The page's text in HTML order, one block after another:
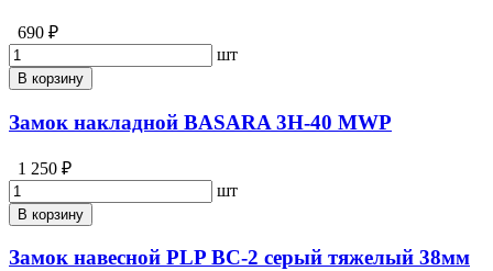
690 ₽
шт
В корзину
Замок накладной BASARA 3H-40 MWP
1 250 ₽
шт
В корзину
Замок навесной PLP BC-2 серый тяжелый 38мм